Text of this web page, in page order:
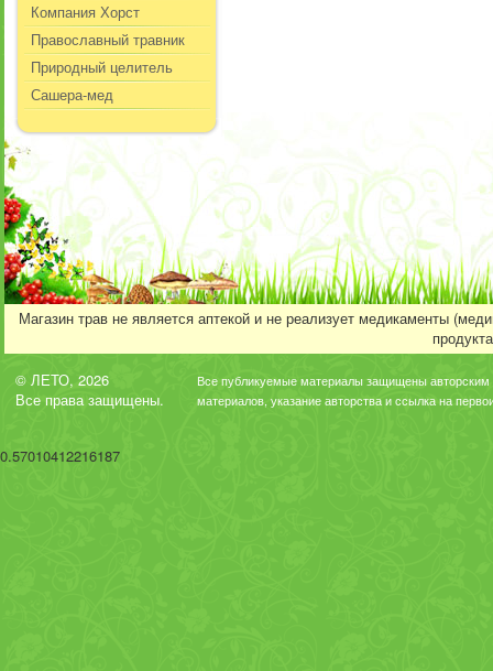
Компания Хорст
Православный травник
Природный целитель
Сашера-мед
Магазин трав не является аптекой и не реализует медикаменты
© ЛЕТО, 2026
Все права защищены.
Все публикуемые материалы защищены авторским
материалов, указание авторства и ссылка на
0.57010412216187